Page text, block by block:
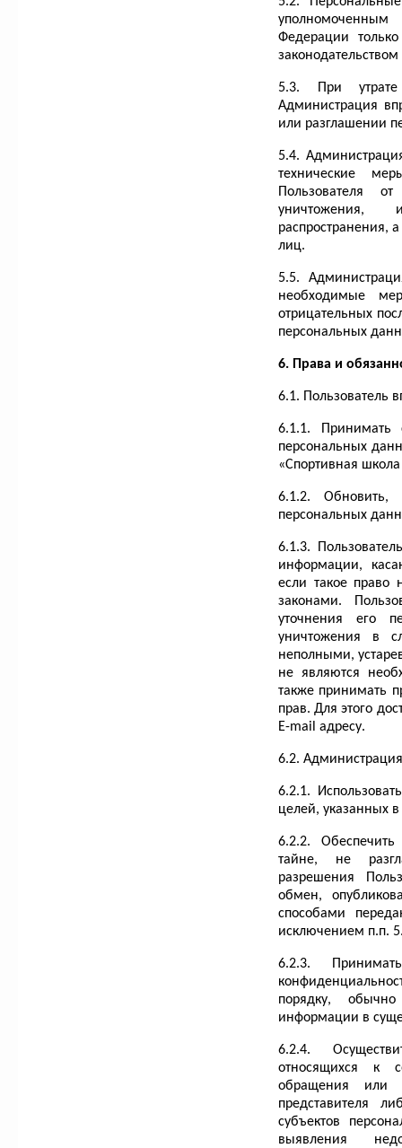
уполномоченным
Федерации
5.3. При
Администрация
или разглашении
5.4.
технические
Пользователя
уничтожения,
распространения,
лиц.
5.5.
необходимые
отрицательных
персональных
6. Права и
6.1. Пользователь
6.1.1. Принимать
персональных
«Спортивная
6.1.2. Обновить,
персональных
6.1.3.
информации,
если такое право
законами.
уточнения его
уничтожения в
неполными,
не являются
также принимать
прав. Для этого
E-mail адресу.
6.2.
6.2.1.
целей, указанных
6.2.2.
тайне, не
разрешения
обмен,
способами
исключением п.п.
6.2.3.
порядку,
информации в
6.2.4.
относящихся к
обращения или
представителя
субъектов
выявления